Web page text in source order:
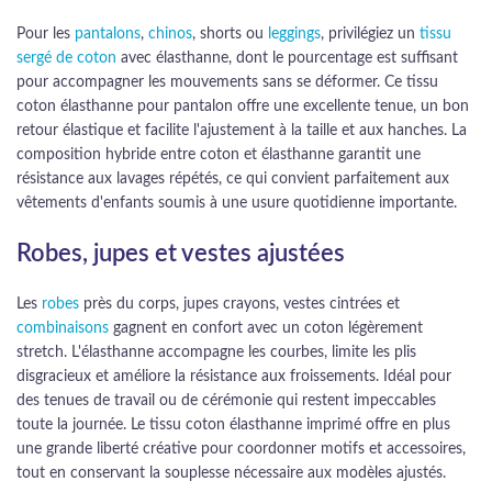
Pour les pantalons, chinos, shorts ou leggings, privilégiez un tissu
sergé de coton avec élasthanne, dont le pourcentage est suffisant
pour accompagner les mouvements sans se déformer. Ce tissu
coton élasthanne pour pantalon offre une excellente tenue, un bon
retour élastique et facilite l'ajustement à la taille et aux hanches. La
composition hybride entre coton et élasthanne garantit une
résistance aux lavages répétés, ce qui convient parfaitement aux
vêtements d'enfants soumis à une usure quotidienne importante.
Robes, jupes et vestes ajustées
Les robes près du corps, jupes crayons, vestes cintrées et
combinaisons gagnent en confort avec un coton légèrement
stretch. L'élasthanne accompagne les courbes, limite les plis
disgracieux et améliore la résistance aux froissements. Idéal pour
des tenues de travail ou de cérémonie qui restent impeccables
toute la journée. Le tissu coton élasthanne imprimé offre en plus
une grande liberté créative pour coordonner motifs et accessoires,
tout en conservant la souplesse nécessaire aux modèles ajustés.